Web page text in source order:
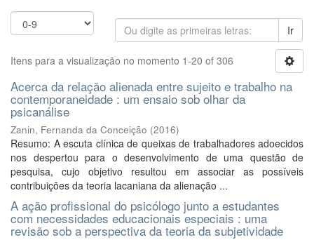
Ir
Itens para a visualização no momento 1-20 of 306
Acerca da relação alienada entre sujeito e trabalho na
contemporaneidade : um ensaio sob olhar da
psicanálise
Zanin, Fernanda da Conceição (2016)
Resumo: A escuta clínica de queixas de trabalhadores adoecidos
nos despertou para o desenvolvimento de uma questão de
pesquisa, cujo objetivo resultou em associar as possíveis
contribuições da teoria lacaniana da alienação ...
A ação profissional do psicólogo junto a estudantes
com necessidades educacionais especiais : uma
revisão sob a perspectiva da teoria da subjetividade